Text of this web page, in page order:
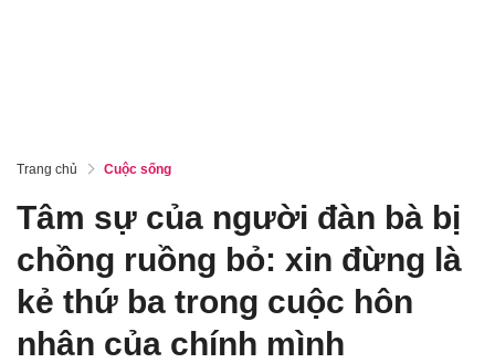
Trang chủ Cuộc sống
Tâm sự của người đàn bà bị
chồng ruồng bỏ: xin đừng là
kẻ thứ ba trong cuộc hôn
nhân của chính mình